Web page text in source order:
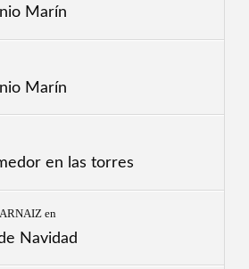
Marín
Marín
en las torres
en
Navidad